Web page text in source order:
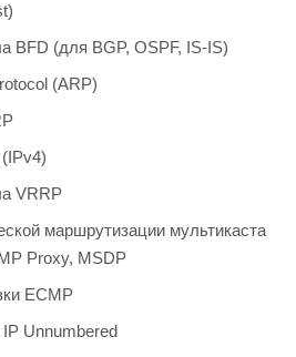
BFD (для BGP, OSPF, IS-IS)
(ARP)
VRRP
маршрутизации мультикаста
Proxy, MSDP
ECMP
Unnumbered